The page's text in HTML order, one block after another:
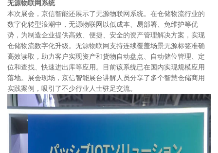
无源物联网系统
本次展会，京信智能还展示了无源物联网系统。在仓储物流行业的
数字化转型浪潮中，无源物联网以低成本、易部署、免维护等优
势，为制造企业提供高效、便捷、安全的资产管理解决方案，实现
仓储物流数字化升级。无源物联网支持连续覆盖场景无源标签准确
高效读取，助力客户实现资产和货物自动盘点、自动储位管理、定
位和查找、快速进出库等应用。目前该系统已在国内实现规模应用
落地。展会现场，京信智能展台讲解人员分享了多个智慧仓储商用
实践案例，吸引了不少行业人士驻足交流。